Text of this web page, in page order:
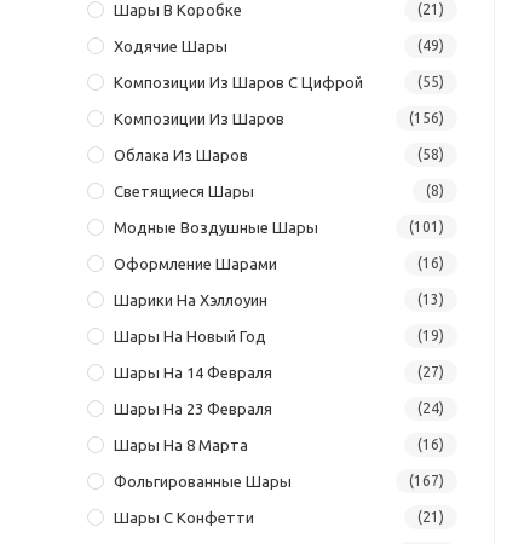
Шары В Коробке (21)
Ходячие Шары (49)
Композиции Из Шаров С Цифрой (55)
Композиции Из Шаров (156)
Облака Из Шаров (58)
Светящиеся Шары (8)
Модные Воздушные Шары (101)
Оформление Шарами (16)
Шарики На Хэллоуин (13)
Шары На Новый Год (19)
Шары На 14 Февраля (27)
Шары На 23 Февраля (24)
Шары На 8 Марта (16)
Фольгированные Шары (167)
Шары С Конфетти (21)